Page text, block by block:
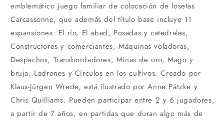
emblemático juego familiar de colocación de losetas
Carcassonne, que además del título base incluye 11
expansiones: El río, El abad, Posadas y catedrales,
Constructores y comerciantes, Máquinas voladoras,
Despachos, Transbordadores, Minas de oro, Mago y
bruja, Ladrones y Círculos en los cultivos. Creado por
Klaus-Jürgen Wrede, está ilustrado por Anne Pätzke y
Chris Quilliams. Pueden participar entre 2 y 6 jugadores,
a partir de 7 años, en partidas que duran algo más de